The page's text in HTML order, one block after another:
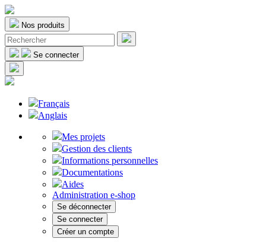
Nos produits
Se connecter
Français
Anglais
Mes projets
Gestion des clients
Informations personnelles
Documentations
Aides
Administration e-shop
Se déconnecter
Se connecter
Créer un compte